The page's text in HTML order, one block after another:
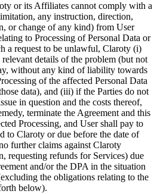
or its Affiliates cannot comply with a
any instruction, direction,
or change of any kind) from User
to Processing of Personal Data or
a request to be unlawful, Claroty (i)
details of the problem (but not
without any kind of liability towards
of the affected Personal Data
data), and (iii) if the Parties do not
in question and the costs thereof,
terminate the Agreement and this
Processing, and User shall pay to
to Claroty or due before the date of
further claims against Claroty
requesting refunds for Services) due
and/or the DPA in the situation
the obligations relating to the
below).